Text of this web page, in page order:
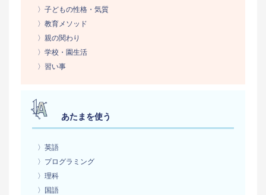
〉子どもの性格・気質
〉教育メソッド
〉親の関わり
〉学校・園生活
〉習い事
あたまを使う
〉英語
〉プログラミング
〉理科
〉国語